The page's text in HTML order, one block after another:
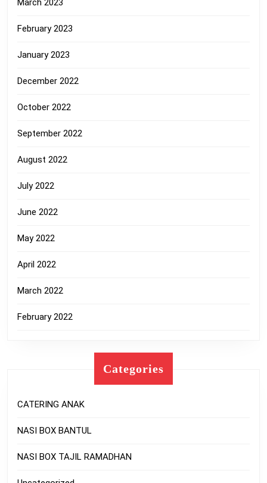
March 2023
February 2023
January 2023
December 2022
October 2022
September 2022
August 2022
July 2022
June 2022
May 2022
April 2022
March 2022
February 2022
Categories
CATERING ANAK
NASI BOX BANTUL
NASI BOX TAJIL RAMADHAN